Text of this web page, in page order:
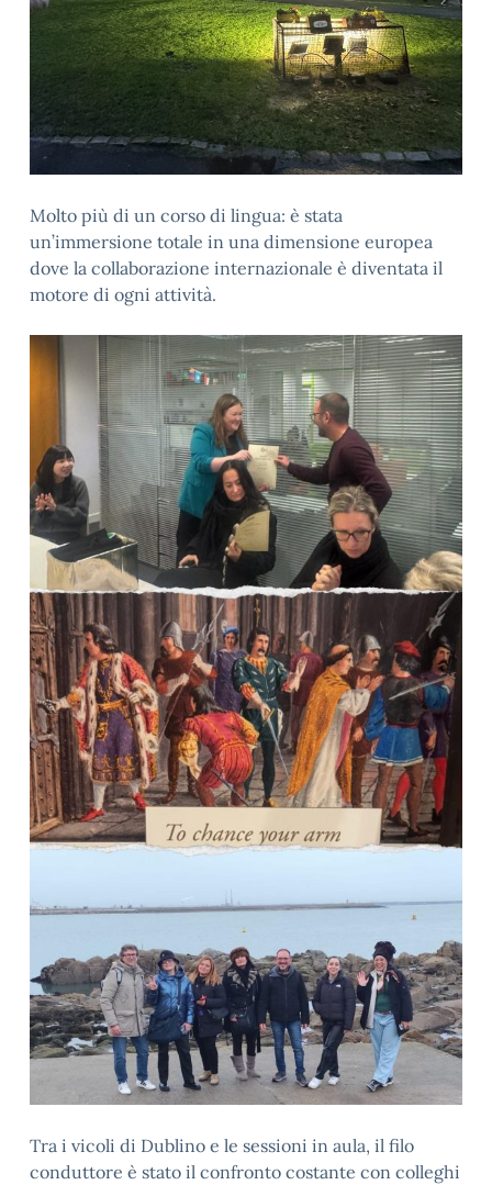
Molto più di un corso di lingua: è stata
un’immersione totale in una dimensione europea
dove la collaborazione internazionale è diventata il
motore di ogni attività.
Tra i vicoli di Dublino e le sessioni in aula, il filo
conduttore è stato il confronto costante con colleghi